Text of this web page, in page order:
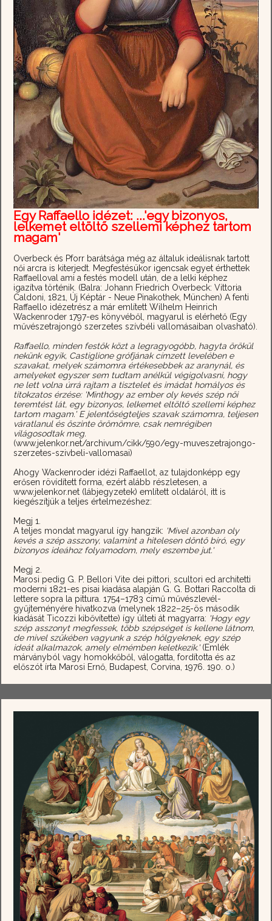
Egy Raffaello idézet: ...'egy bizonyos,
lelkemet eltöltő szellemi képhez tartom
magam'
Overbeck és Pforr barátsága még az általuk ideálisnak tartott
női arcra is kiterjedt. Megfestésükor igencsak egyet érthettek
Raffaelloval ami a festés modell után, de a lelki képhez
igazítva történik. (Balra: Johann Friedrich Overbeck: Vittoria
Caldoni, 1821, Új Képtár - Neue Pinakothek, München) A fenti
Raffaello idézetrész a már említett Wilhelm Heinrich
Wackenroder 1797-es könyvéből, magyarul is elérhető (Egy
művészetrajongó szerzetes szívbéli vallomásaiban olvasható).
Raffaello, minden festők közt a legragyogóbb, hagyta örökül
nekünk egyik, Castiglione grófjának címzett levelében e
szavakat, melyek számomra értékesebbek az aranynál, és
amelyeket egyszer sem tudtam anélkül végigolvasni, hogy
ne lett volna úrrá rajtam a tisztelet és imádat homályos és
titokzatos érzése: 'Minthogy az ember oly kevés szép női
teremtést lát, egy bizonyos, lelkemet eltöltő szellemi képhez
tartom magam.' E jelentőségteljes szavak számomra, teljesen
váratlanul és őszinte örömömre, csak nemrégiben
világosodtak meg.
(www.jelenkor.net/archivum/cikk/590/egy-muveszetrajongo-
szerzetes-szivbeli-vallomasai)
Ahogy Wackenroder idézi Raffaellot, az tulajdonképp egy
erősen rövídített forma, ezért alább részletesen, a
www.jelenkor.net (lábjegyzetek) említett oldaláról, itt is
kiegészítjük a teljes értelmezéshez:
Megj 1.
A teljes mondat magyarul így hangzik: 'Mivel azonban oly
kevés a szép asszony, valamint a hitelesen döntő bíró, egy
bizonyos ideához folyamodom, mely eszembe jut.'
Megj 2.
Marosi pedig G. P. Bellori Vite dei pittori, scultori ed architetti
moderni 1821-es pisai kiadása alapján G. G. Bottari Raccolta di
lettere sopra la pittura. 1754–1783 című művészlevél-
gyűjteményére hivatkozva (melynek 1822–25-ös második
kiadását Ticozzi kibővítette) így ülteti át magyarra: 'Hogy egy
szép asszonyt megfessek, több szépséget is kellene látnom,
de mivel szűkében vagyunk a szép hölgyeknek, egy szép
ideát alkalmazok, amely elmémben keletkezik.'(Emlék
márványból vagy homokkőből, válogatta, fordította és az
előszót írta Marosi Ernő, Budapest, Corvina, 1976. 190. o.)